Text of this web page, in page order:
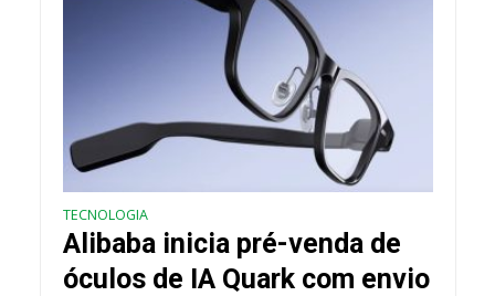
TECNOLOGIA
Alibaba inicia pré-venda de
óculos de IA Quark com envio